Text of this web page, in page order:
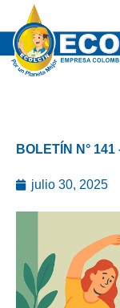
al
contenido
BOLETÍN N°
julio 30, 2025